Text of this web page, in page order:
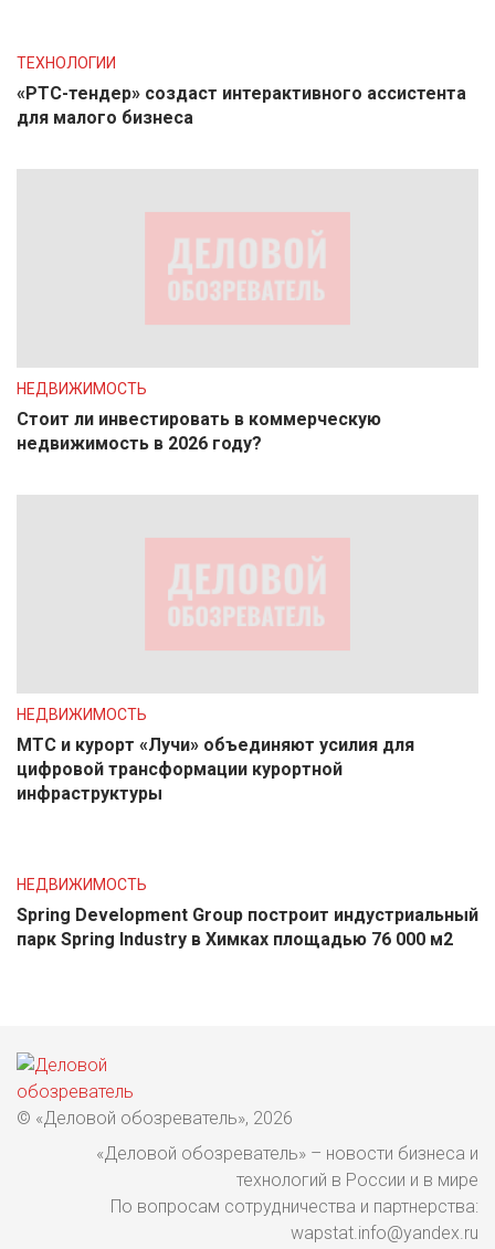
ТЕХНОЛОГИИ
«РТС-тендер» создаст интерактивного ассистента
для малого бизнеса
НЕДВИЖИМОСТЬ
Стоит ли инвестировать в коммерческую
недвижимость в 2026 году?
НЕДВИЖИМОСТЬ
МТС и курорт «Лучи» объединяют усилия для
цифровой трансформации курортной
инфраструктуры
НЕДВИЖИМОСТЬ
Spring Development Group построит индустриальный
парк Spring Industry в Химках площадью 76 000 м2
© «Деловой обозреватель», 2026
«Деловой обозреватель» – новости бизнеса и
технологий в России и в мире
По вопросам сотрудничества и партнерства:
wapstat.info@yandex.ru